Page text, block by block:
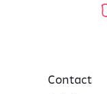
Contact